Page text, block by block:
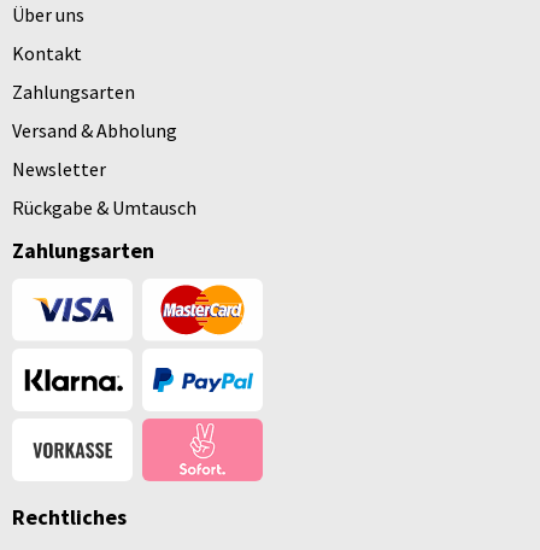
Über uns
Kontakt
Zahlungsarten
Versand & Abholung
Newsletter
Rückgabe & Umtausch
Zahlungsarten
Rechtliches